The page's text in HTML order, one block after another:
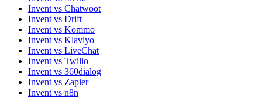
Invent vs Chatwoot
Invent vs Drift
Invent vs Kommo
Invent vs Klaviyo
Invent vs LiveChat
Invent vs Twilio
Invent vs 360dialog
Invent vs Zapier
Invent vs n8n